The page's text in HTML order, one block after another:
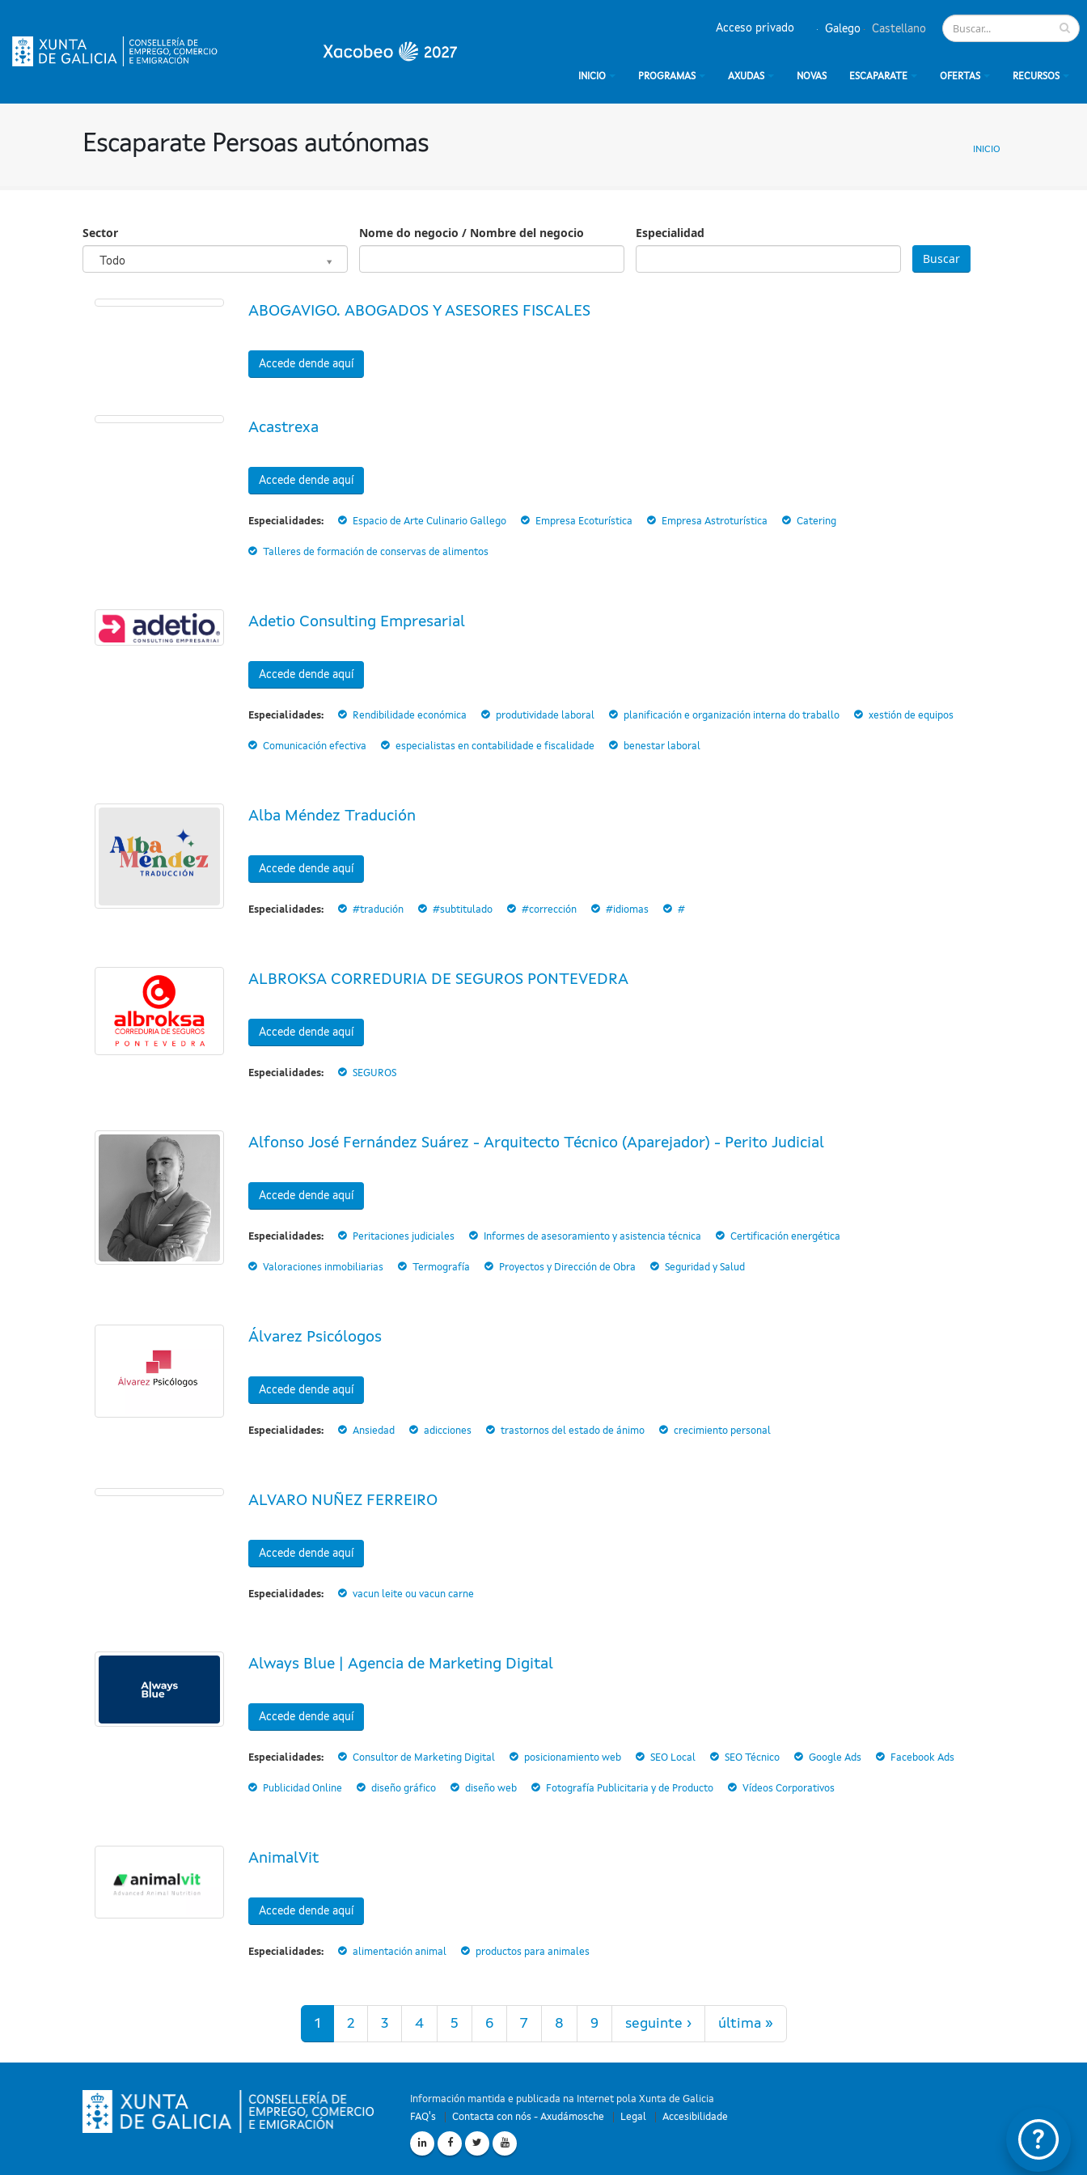
Galego Castellano
Acceso privado
INICIO PROGRAMAS AXUDAS NOVAS ESCAPARATE OFERTAS RECURSOS
Escaparate Persoas autónomas INICIO
Sector
Todo
Sector
Nome do negocio / Nombre del negocio
Especialidad
ABOGAVIGO. ABOGADOS Y ASESORES FISCALES
Accede dende aquí
Acastrexa
Accede dende aquí
Especialidades: Espacio de Arte Culinario Gallego Empresa Ecoturística Empresa Astroturística Catering
Talleres de formación de conservas de alimentos
Adetio Consulting Empresarial
Accede dende aquí
Especialidades: Rendibilidade económica produtividade laboral planificación e organización interna do traballo xestión de equipos
Comunicación efectiva especialistas en contabilidade e fiscalidade benestar laboral
Alba Méndez Tradución
Accede dende aquí
Especialidades: #tradución #subtitulado #corrección #idiomas #
ALBROKSA CORREDURIA DE SEGUROS PONTEVEDRA
Accede dende aquí
Especialidades: SEGUROS
Alfonso José Fernández Suárez - Arquitecto Técnico (Aparejador) - Perito Judicial
Accede dende aquí
Especialidades: Peritaciones judiciales Informes de asesoramiento y asistencia técnica Certificación energética
Valoraciones inmobiliarias Termografía Proyectos y Dirección de Obra Seguridad y Salud
Álvarez Psicólogos
Accede dende aquí
Especialidades: Ansiedad adicciones trastornos del estado de ánimo crecimiento personal
ALVARO NUÑEZ FERREIRO
Accede dende aquí
Especialidades: vacun leite ou vacun carne
Always Blue | Agencia de Marketing Digital
Accede dende aquí
Especialidades: Consultor de Marketing Digital posicionamiento web SEO Local SEO Técnico Google Ads Facebook Ads
Publicidad Online diseño gráfico diseño web Fotografía Publicitaria y de Producto Vídeos Corporativos
AnimalVit
Accede dende aquí
Especialidades: alimentación animal productos para animales
1 2 3 4 5 6 7 8 9 seguinte › última »
Información mantida e publicada na Internet pola Xunta de Galicia
FAQ's
Contacta con nós - Axudámosche Legal Accesibilidade